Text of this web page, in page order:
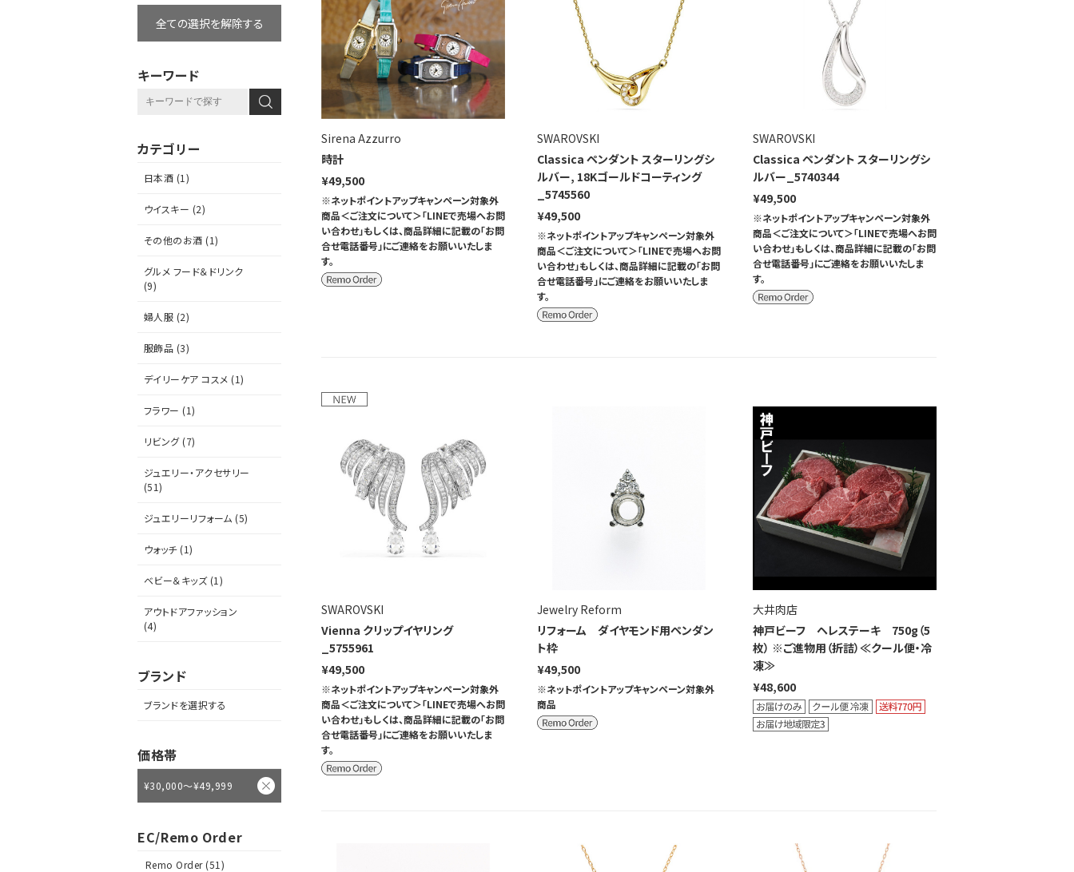
Sirena Azzurro
時計
¥49,500
※ネットポイントアップキャンペーン対象外
商品＜ご注文について＞「LINEで売場へお問
い合わせ」もしくは、商品詳細に記載の「お問
合せ電話番号」にご連絡をお願いいたしま
す。
SWAROVSKI
Classica ペンダント スターリングシ
ルバー, 18Kゴールドコーティング
_5745560
¥49,500
※ネットポイントアップキャンペーン対象外
商品＜ご注文について＞「LINEで売場へお問
い合わせ」もしくは、商品詳細に記載の「お問
合せ電話番号」にご連絡をお願いいたしま
す。
SWAROVSKI
Classica ペンダント スターリングシ
ルバー_5740344
¥49,500
※ネットポイントアップキャンペーン対象外
商品＜ご注文について＞「LINEで売場へお問
い合わせ」もしくは、商品詳細に記載の「お問
合せ電話番号」にご連絡をお願いいたしま
す。
SWAROVSKI
Vienna クリップイヤリング
_5755961
¥49,500
※ネットポイントアップキャンペーン対象外
商品＜ご注文について＞「LINEで売場へお問
い合わせ」もしくは、商品詳細に記載の「お問
合せ電話番号」にご連絡をお願いいたしま
す。
Jewelry Reform
リフォーム ダイヤモンド用ペンダン
ト枠
¥49,500
※ネットポイントアップキャンペーン対象外
商品
大井肉店
神戸ビーフ ヘレステーキ 750g（5
枚） ※ご進物用（折詰）≪クール便・冷
凍≫
¥48,600
全ての選択を解除する
キーワード
カテゴリー
日本酒 (1)
ウイスキー (2)
その他のお酒 (1)
グルメ フード＆ドリンク
(9)
婦人服 (2)
服飾品 (3)
デイリーケア コスメ (1)
フラワー (1)
リビング (7)
ジュエリー・アクセサリー
(51)
ジュエリーリフォーム (5)
ウォッチ (1)
ベビー＆キッズ (1)
アウトドアファッション
(4)
ブランド
ブランドを選択する
価格帯
¥30,000～¥49,999
EC/Remo Order
Remo Order (51)